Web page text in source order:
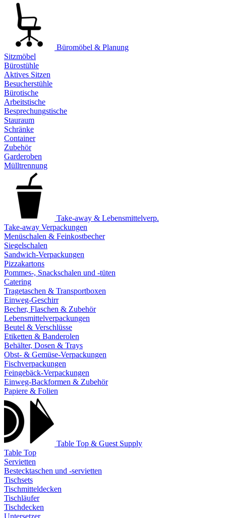
Büromöbel & Planung
Sitzmöbel
Bürostühle
Aktives Sitzen
Besucherstühle
Bürotische
Arbeitstische
Besprechungstische
Stauraum
Schränke
Container
Zubehör
Garderoben
Mülltrennung
Take-away & Lebensmittelverp.
Take-away Verpackungen
Menüschalen & Feinkostbecher
Siegelschalen
Sandwich-Verpackungen
Pizzakartons
Pommes-, Snackschalen und -tüten
Catering
Tragetaschen & Transportboxen
Einweg-Geschirr
Becher, Flaschen & Zubehör
Lebensmittelverpackungen
Beutel & Verschlüsse
Etiketten & Banderolen
Behälter, Dosen & Trays
Obst- & Gemüse-Verpackungen
Fischverpackungen
Feingebäck-Verpackungen
Einweg-Backformen & Zubehör
Papiere & Folien
Table Top & Guest Supply
Table Top
Servietten
Bestecktaschen und -servietten
Tischsets
Tischmitteldecken
Tischläufer
Tischdecken